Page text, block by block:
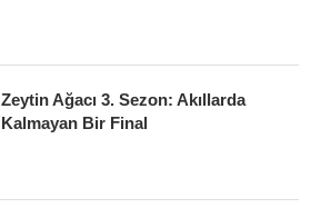
Zeytin Ağacı 3. Sezon: Akıllarda
Kalmayan Bir Final